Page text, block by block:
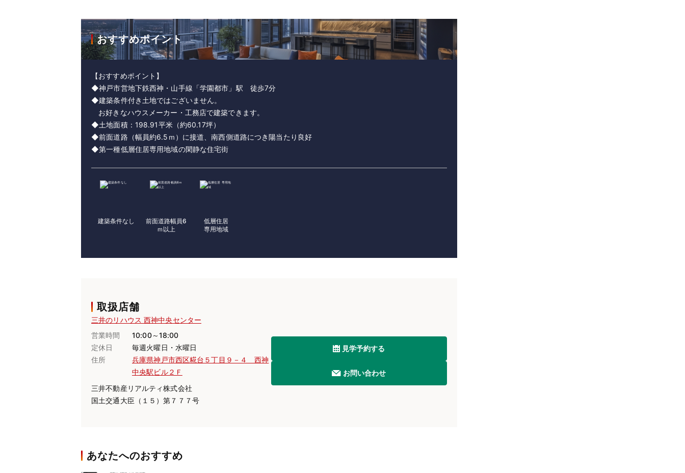
おすすめポイント
【おすすめポイント】
◆神戸市営地下鉄西神・山手線「学園都市」駅 徒歩7分
◆建築条件付き土地ではございません。
お好きなハウスメーカー・工務店で建築できます。
◆土地面積：198.91平米（約60.17坪）
◆前面道路（幅員約6.5ｍ）に接道、南西側道路につき陽当たり良好
◆第一種低層住居専用地域の閑静な住宅街
建築条件なし
前面道路幅員6
ｍ以上
低層住居
専用地域
取扱店舗
三井のリハウス 西神中央センター
営業時間
10:00～18:00
定休日
毎週火曜日・水曜日
住所
兵庫県神戸市西区糀台５丁目９－４ 西神
中央駅ビル２Ｆ
三井不動産リアルティ株式会社
国土交通大臣（１５）第７７７号
見学予約する
お問い合わせ
あなたへのおすすめ